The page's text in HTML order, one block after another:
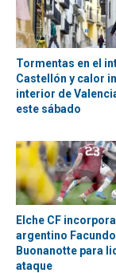
Tormentas en el
Castellón y calor
interior de
este sábado
Elche CF
argentino Facundo
Buonanotte para
ataque